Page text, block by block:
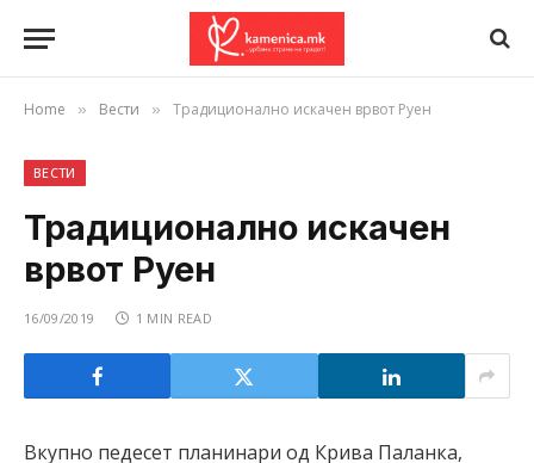
Home » Вести » Традиционално искачeн врвот Руен
ВЕСТИ
Традиционално искачeн
врвот Руен
16/09/2019 1 MIN READ
Вкупно педесет планинари од Крива Паланка,